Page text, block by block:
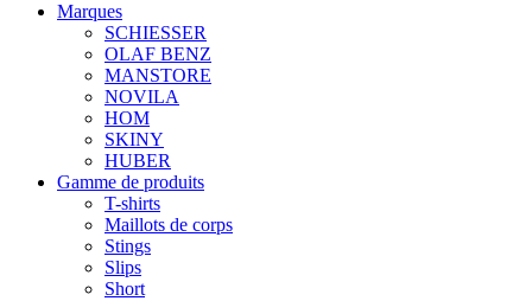
Marques
SCHIESSER
OLAF BENZ
MANSTORE
NOVILA
HOM
SKINY
HUBER
Gamme de produits
T-shirts
Maillots de corps
Stings
Slips
Short